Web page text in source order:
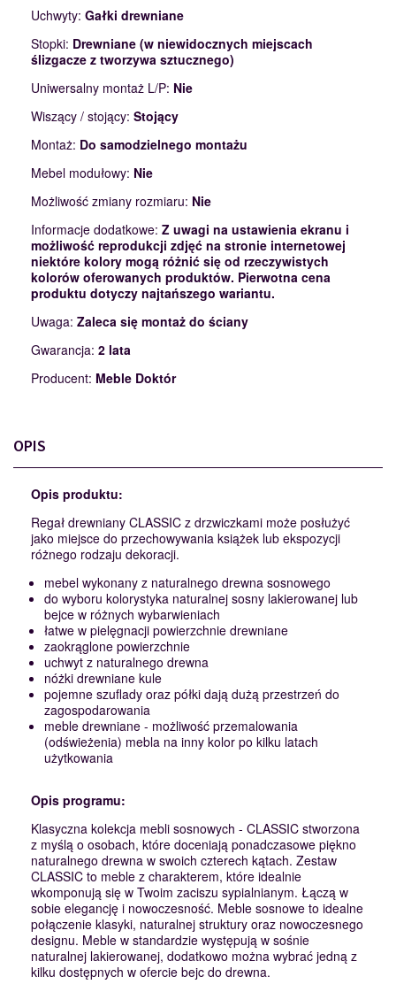
Uchwyty: Gałki drewniane
Stopki: Drewniane (w niewidocznych miejscach
ślizgacze z tworzywa sztucznego)
Uniwersalny montaż L/P: Nie
Wiszący / stojący: Stojący
Montaż: Do samodzielnego montażu
Mebel modułowy: Nie
Możliwość zmiany rozmiaru: Nie
Informacje dodatkowe: Z uwagi na ustawienia ekranu i
możliwość reprodukcji zdjęć na stronie internetowej
niektóre kolory mogą różnić się od rzeczywistych
kolorów oferowanych produktów. Pierwotna cena
produktu dotyczy najtańszego wariantu.
Uwaga: Zaleca się montaż do ściany
Gwarancja: 2 lata
Producent: Meble Doktór
OPIS
Opis produktu:
Regał drewniany CLASSIC z drzwiczkami może posłużyć
jako miejsce do przechowywania książek lub ekspozycji
różnego rodzaju dekoracji.
mebel wykonany z naturalnego drewna sosnowego
do wyboru kolorystyka naturalnej sosny lakierowanej lub
bejce w różnych wybarwieniach
łatwe w pielęgnacji powierzchnie drewniane
zaokrąglone powierzchnie
uchwyt z naturalnego drewna
nóżki drewniane kule
pojemne szuflady oraz półki dają dużą przestrzeń do
zagospodarowania
meble drewniane - możliwość przemalowania
(odświeżenia) mebla na inny kolor po kilku latach
użytkowania
Opis programu:
Klasyczna kolekcja mebli sosnowych - CLASSIC stworzona
z myślą o osobach, które doceniają ponadczasowe piękno
naturalnego drewna w swoich czterech kątach. Zestaw
CLASSIC to meble z charakterem, które idealnie
wkomponują się w Twoim zaciszu sypialnianym. Łączą w
sobie elegancję i nowoczesność. Meble sosnowe to idealne
połączenie klasyki, naturalnej struktury oraz nowoczesnego
designu. Meble w standardzie występują w sośnie
naturalnej lakierowanej, dodatkowo można wybrać jedną z
kilku dostępnych w ofercie bejc do drewna.